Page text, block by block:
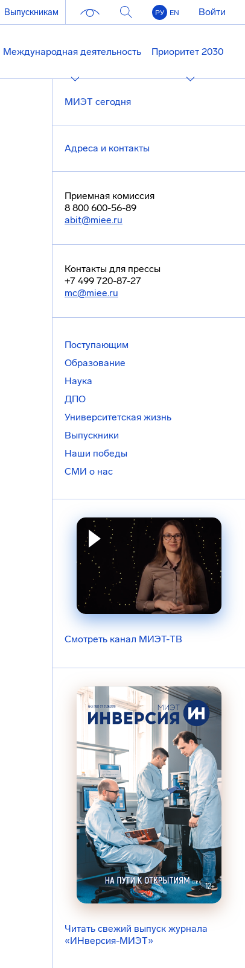
Выпускникам РУ EN Войти
Международная деятельность Приоритет 2030
МИЭТ сегодня
Адреса и контакты
Приемная комиссия
8 800 600-56-89
abit@miee.ru
Контакты для прессы
+7 499 720-87-27
mc@miee.ru
Поступающим
Образование
Наука
ДПО
Университетская жизнь
Выпускники
Наши победы
СМИ о нас
Смотреть канал МИЭТ-ТВ
Читать свежий выпуск журнала
«ИНверсия-МИЭТ»